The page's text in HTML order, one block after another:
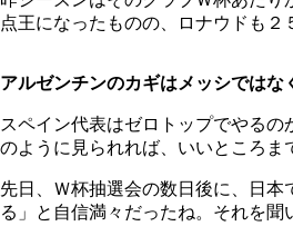
点王になったものの、ロナウドも
アルゼンチンのカギはメッシでは
スペイン代表はゼロトップでやる
のように見られれば、いいところま
先日、Ｗ杯抽選会の数日後に、日
る」と自信満々だったね。それを